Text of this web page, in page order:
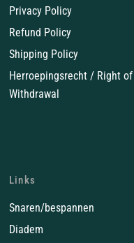
Privacy Policy
Refund Policy
Shipping Policy
Herroepingsrecht / Right of
Withdrawal
Links
Snaren/bespannen
Diadem